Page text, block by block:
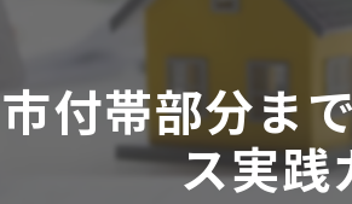
外壁・屋根リフ
その他リフォー
付帯部分ま
ス実践